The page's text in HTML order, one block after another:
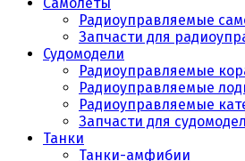
Радиоуправляемые
Запчасти для
Судомодели
Радиоуправляемые
Радиоуправляемые
Радиоуправляемые
Запчасти для
Танки
Танки-амфибии